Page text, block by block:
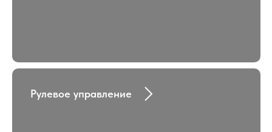
Рулевое управление